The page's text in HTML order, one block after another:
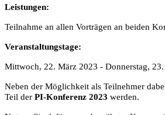
Leistungen:
Teilnahme an allen Vorträgen an beiden
Veranstaltungstage:
Mittwoch, 22. März 2023 - Donnerstag,
Neben der Möglichkeit als Teilnehmer
Teil der PI-Konferenz 2023 werden.